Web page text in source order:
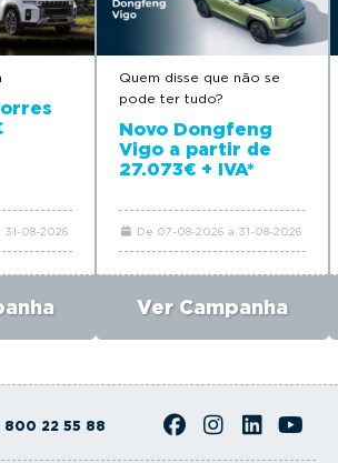
08-2026
Quem disse que não se
pode ter tudo?
Novo Dongfeng
Vigo a partir de
27.073€ + IVA*
De 07-08-2026 a 31-08-2026
Ver Campanha
800 22 55 88